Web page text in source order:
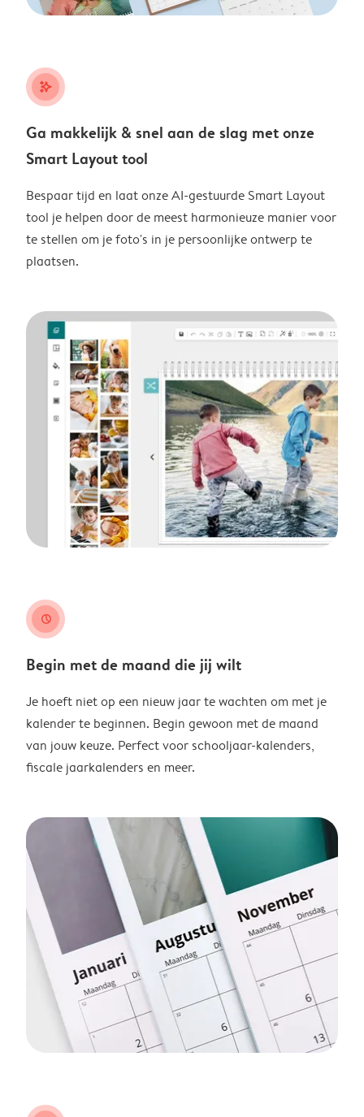
stars_plus
Ga makkelijk & snel aan de slag met onze
Smart Layout tool
Bespaar tijd en laat onze AI-gestuurde Smart Layout
tool je helpen door de meest harmonieuze manier voor
te stellen om je foto's in je persoonlijke ontwerp te
plaatsen.
clock
Begin met de maand die jij wilt
Je hoeft niet op een nieuw jaar te wachten om met je
kalender te beginnen. Begin gewoon met de maand
van jouw keuze. Perfect voor schooljaar-kalenders,
fiscale jaarkalenders en meer.